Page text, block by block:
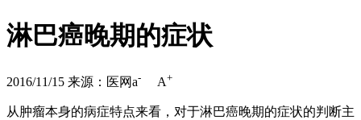
淋巴癌晚期的症状
2016/11/15 来源：医网a- A+
从肿瘤本身的病症特点来看，对于淋巴癌晚期的症状的判断主